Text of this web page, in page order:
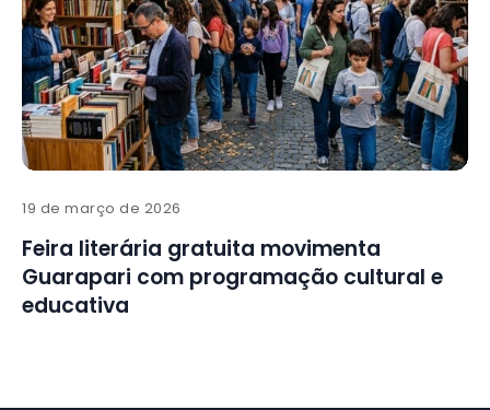
19 de março de 2026
Feira literária gratuita movimenta
Guarapari com programação cultural e
educativa